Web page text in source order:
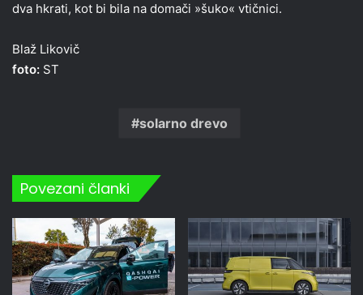
dva hkrati, kot bi bila na domači »šuko« vtičnici.
Blaž Likovič
foto: ST
solarno drevo
Povezani članki